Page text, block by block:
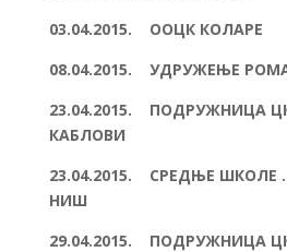
03.04.2015. ООЦК КОЛАРЕ
08.04.2015. УДРУЖЕЊЕ
23.04.2015. ПОДРУЖНИЦА
КАБЛОВИ
23.04.2015. СРЕДЊЕ
НИШ
29.04.2015. ПОДРУЖНИЦА